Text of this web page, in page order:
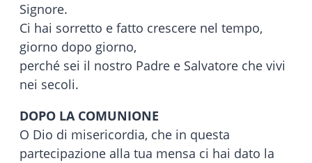
Signore.
Ci hai sorretto e fatto crescere nel tempo,
giorno dopo giorno,
perché sei il nostro Padre e Salvatore che vivi
nei secoli.
DOPO LA COMUNIONE
O Dio di misericordia, che in questa
partecipazione alla tua mensa ci hai dato la